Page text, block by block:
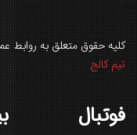
کلیه حقوق متعلق به روابط
تیم کالج
فوتبال